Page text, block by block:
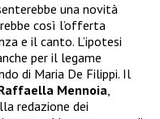
una novità
così l’offerta
e il canto. L’ipotesi
per il legame
di Maria De Filippi. Il
Mennoia,
redazione dei